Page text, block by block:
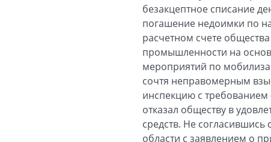
безакцептное списание
погашение недоимки по
расчетном счете
промышленности на
мероприятий по
сочтя неправомерным
инспекцию с требованием
отказал обществу в
средств. Не
области с заявлением о